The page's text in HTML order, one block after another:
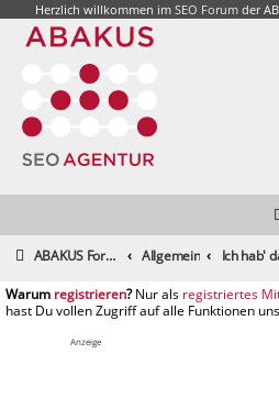
Herzlich willkommen im SEO Forumder
ABAKUS Foren-Übersicht Allgemein
registrieren registriertes
Anzeige